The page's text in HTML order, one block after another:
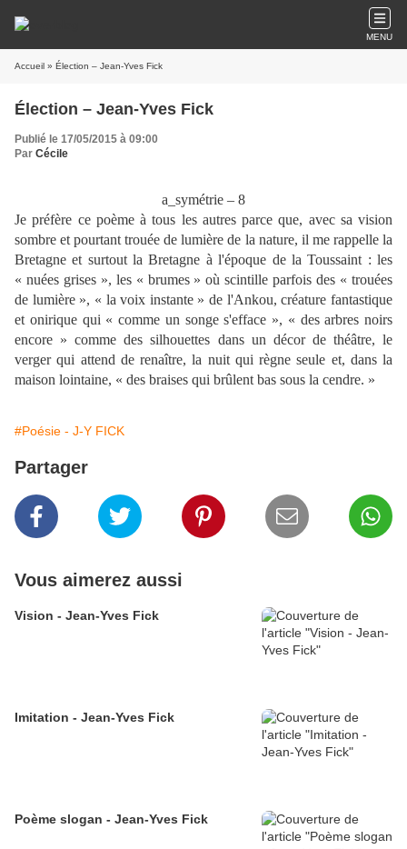
MENU
Accueil » Élection – Jean-Yves Fick
Élection – Jean-Yves Fick
Publié le 17/05/2015 à 09:00
Par Cécile
a_symétrie – 8
Je préfère ce poème à tous les autres parce que, avec sa vision
sombre et pourtant trouée de lumière de la nature, il me rappelle la
Bretagne et surtout la Bretagne à l'époque de la Toussaint : les
« nuées grises », les « brumes » où scintille parfois des « trouées
de lumière », « la voix instante » de l'Ankou, créature fantastique
et onirique qui « comme un songe s'efface », « des arbres noirs
encore » comme des silhouettes dans un décor de théâtre, le
verger qui attend de renaître, la nuit qui règne seule et, dans la
maison lointaine, « des braises qui brûlent bas sous la cendre. »
#Poésie - J-Y FICK
Partager
Vous aimerez aussi
Vision - Jean-Yves Fick
Imitation - Jean-Yves Fick
Poème slogan - Jean-Yves Fick